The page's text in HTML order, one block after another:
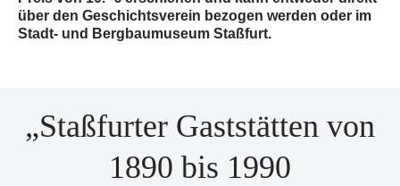
über den Geschichtsverein bezogen werden oder im
Stadt- und Bergbaumuseum Staßfurt.
„Staßfurter Gaststätten von
1890 bis 1990